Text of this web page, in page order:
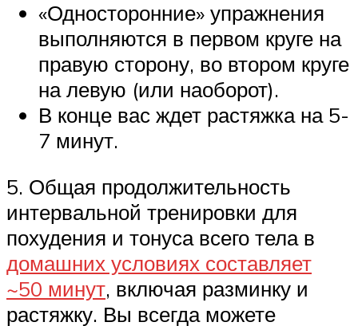
«Односторонние» упражнения
выполняются в первом круге на
правую сторону, во втором круге
на левую (или наоборот).
В конце вас ждет растяжка на 5-
7 минут.
5. Общая продолжительность
интервальной тренировки для
похудения и тонуса всего тела в
домашних условиях составляет
~50 минут, включая разминку и
растяжку. Вы всегда можете